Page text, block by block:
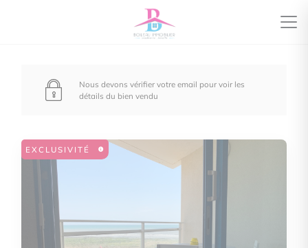
Nous devons vérifier votre email pour voir les
détails du bien vendu
EXCLUSIVITÉ